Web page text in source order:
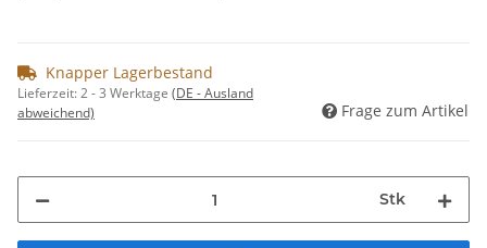
Knapper Lagerbestand
Lieferzeit:2 - 3 Werktage (DE - Ausland
abweichend)
Frage zum Artikel
Stk